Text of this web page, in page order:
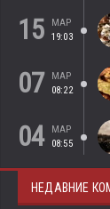
15
МАР
19:03
07
МАР
08:22
04
МАР
08:55
НЕДАВНИЕ